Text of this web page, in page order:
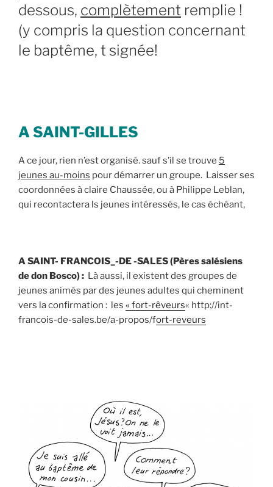
dessous, complètement remplie !
(y compris la question concernant
le baptême, t signée!
A SAINT-GILLES
A ce jour, rien n’est organisé. sauf s’il se trouve 5
jeunes au-moins pour démarrer un groupe. Laisser ses
coordonnées à claire Chaussée, ou à Philippe Leblan,
qui recontactera ls jeunes intéressés, le cas échéant,
A SAINT- FRANCOIS_-DE -SALES (Pères salésiens
de don Bosco) : Là aussi, il existent des groupes de
jeunes animés par des jeunes adultes qui cheminent
vers la confirmation : les « fort-rêveurs« http://int-
francois-de-sales.be/a-propos/fort-reveurs